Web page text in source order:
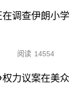
调查伊朗小学
阅读 14554
权力议案在美众